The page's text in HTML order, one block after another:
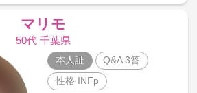
マリモ
50代 千葉県
本人証
Q&A 3答
性格 INFp